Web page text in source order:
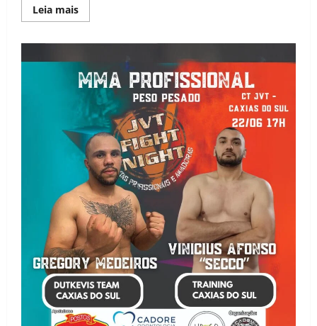
Leia mais